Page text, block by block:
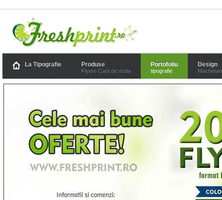
La Tipografie Produse
Flyere Carti de vizita
Portofoliu
tipografie
Design